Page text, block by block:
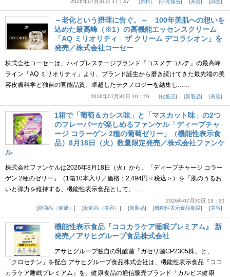
2026年07月31日 17：47 原料 研究報告 美容 調査
～老化という摂理に告ぐ。～ 100年美肌への想いを
込めた最高峰（※1）の高機能エッセンスクリーム
「AQ ミリオリティ ザ クリーム デコラシオン」を
発売／株式会社コーセー
株式会社コーセーは、ハイプレステージブランド『コスメデコルテ』の最高峰
ライン「AQ ミリオリティ」より、ブランド誕生から磨き続けてきた最先端の美
容皮膚科学と独自の官能品質、卓越したテクノロジーを結集し……
2026年07月31日 10：26 化粧品 新製品 美容
1箱で「葡萄＆カシス味」と「マスカット味」の2つ
のフレーバーが楽しめるファンケル「ディープチャ
ージ コラーゲン 2種の葡萄ゼリー」（機能性表示食
品）8月18日（火）数量限定発売／株式会社ファンケ
ル
株式会社ファンケルは2026年8月18日（火）から、「ディープチャージ コラー
ゲン 2種のゼリー」（1箱10本入り／価格：2,494円＜税込＞）を「肌のうるお
いと弾力を維持する」機能性表示食品として、……
2026年07月30日 19：21
新商品（健康）
新商品（美容） 新製品 機能性表示食品制度 美容
機能性表示食品『ココカラケア睡眠プレミアム』 新
発売／アサヒグループ食品株式会社
アサヒグループ独自の乳酸菌「ガセリ菌CP2305株」と、
「クロセチン」を配合 アサヒグループ食品株式会社は、機能性表示食品『ココ
カラケア睡眠プレミアム』を、健康食品の通信販売ブランド「カルピス健康